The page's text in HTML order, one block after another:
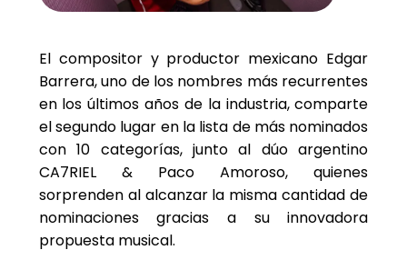
El compositor y productor mexicano Edgar
Barrera, uno de los nombres más recurrentes
en los últimos años de la industria, comparte
el segundo lugar en la lista de más nominados
con 10 categorías, junto al dúo argentino
CA7RIEL & Paco Amoroso, quienes
sorprenden al alcanzar la misma cantidad de
nominaciones gracias a su innovadora
propuesta musical.